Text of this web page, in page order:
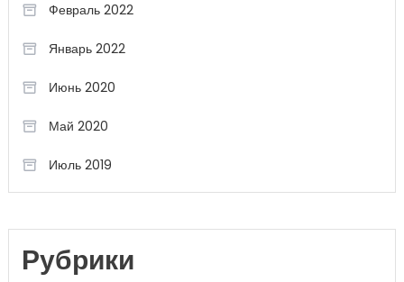
Февраль 2022
Январь 2022
Июнь 2020
Май 2020
Июль 2019
Рубрики